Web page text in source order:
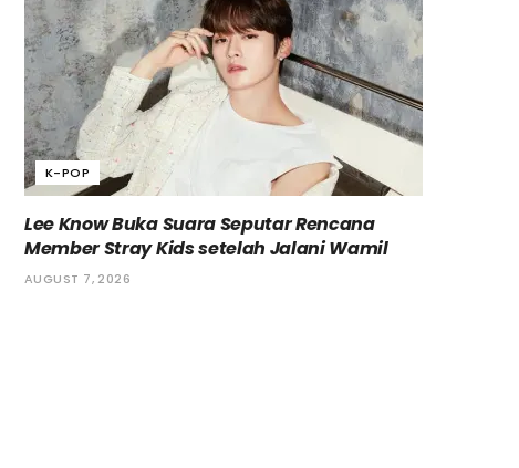
K-POP
Lee Know Buka Suara Seputar Rencana
Member Stray Kids setelah Jalani Wamil
AUGUST 7, 2026